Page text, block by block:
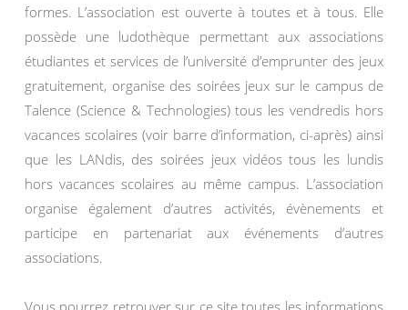
formes. L’association est ouverte à toutes et à tous. Elle
possède une ludothèque permettant aux associations
étudiantes et services de l’université d’emprunter des jeux
gratuitement, organise des soirées jeux sur le campus de
Talence (Science & Technologies) tous les vendredis hors
vacances scolaires (voir barre d’information, ci-après) ainsi
que les LANdis, des soirées jeux vidéos tous les lundis
hors vacances scolaires au même campus. L’association
organise également d’autres activités, évènements et
participe en partenariat aux événements d’autres
associations.
Vous pourrez retrouver sur ce site toutes les informations